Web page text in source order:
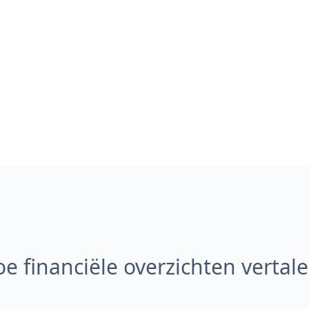
financiële overzichten